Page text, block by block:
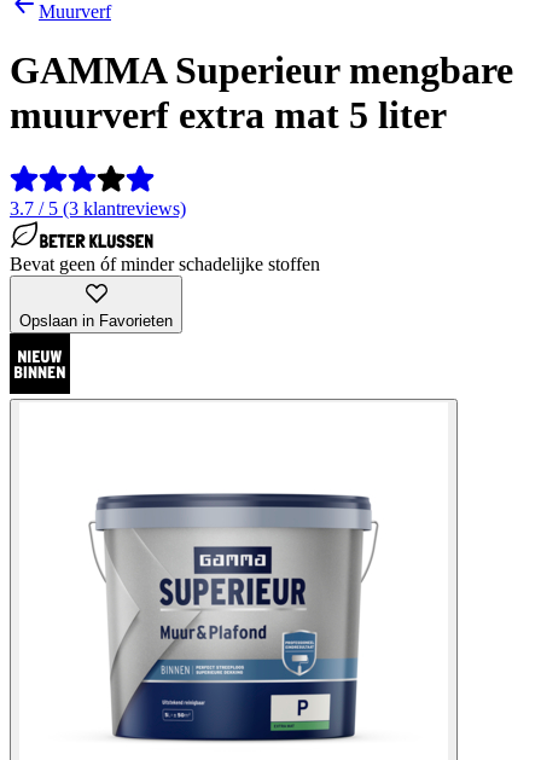
Muurverf
GAMMA Superieur mengbare
muurverf extra mat 5 liter
3.7 / 5 (3 klantreviews)
Bevat geen óf minder schadelijke stoffen
Opslaan in Favorieten